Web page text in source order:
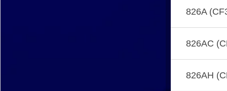
826A
826AC
826AH